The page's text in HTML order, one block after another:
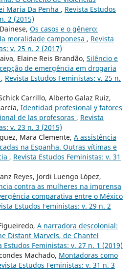
Maria Da Penha , Revista Estudos
2 (2015)
Os casos e o gênero:
moralidade camponesa , Revista
v. 25 n. 2 (2017)
Elaine Reis Brandão, Silêncio e
de emergência em drogaria
, Revista Estudos Feministas: v. 25 n.
Carrillo, Alberto Galaz Ruiz,
Identidad profesional y fatores
de las profesoras , Revista
v. 23 n. 3 (2015)
Mara Clemente, A assistência
na Espanha. Outras vítimas e
, Revista Estudos Feministas: v. 31
Reyes, Jordi Luengo López,
contra as mulheres na imprensa
comparativa entre o México
Estudos Feministas: v. 29 n. 2
A narradora descolonial:
Distant Marvels, de Chantel
Estudos Feministas: v. 27 n. 1 (2019)
Machado, Montadoras como
Estudos Feministas: v. 31 n. 3